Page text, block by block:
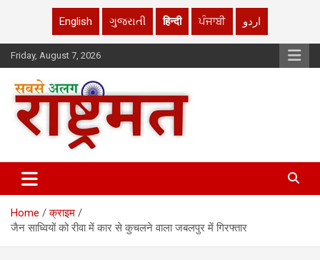
English ગુજરાતી हिन्दी ਪੰਜਾਬੀ اردو
Skip
to
Friday, August 7, 2026
rashtrmat.com
Home
क्राइम
जैन साध्वियों को रीवा में कार से कुचलने वाला जबलपुर में गिरफ्तार